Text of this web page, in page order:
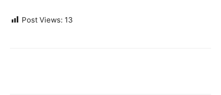
Post Views: 13